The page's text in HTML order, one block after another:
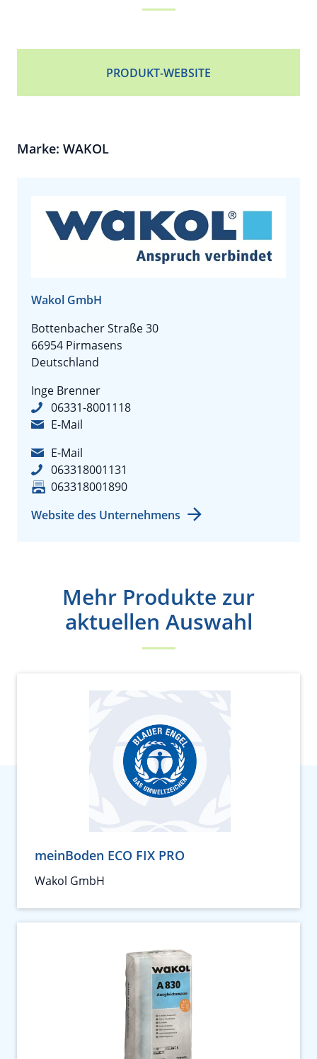
PRODUKT-WEBSITE
Marke: WAKOL
Wakol GmbH
Bottenbacher Straße 30
66954 Pirmasens
Deutschland
Inge Brenner
06331-8001118
E-Mail
E-Mail
063318001131
063318001890
Website des Unternehmens
Mehr Produkte zur
aktuellen Auswahl
meinBoden ECO FIX PRO
Wakol GmbH